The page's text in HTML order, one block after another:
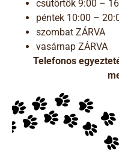
csütörtök 9:00 –
péntek 10:00 –
szombat ZÁRVA
vasárnap ZÁRVA
Telefonos